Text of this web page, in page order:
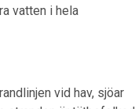
vatten i hela
vid hav, sjöar